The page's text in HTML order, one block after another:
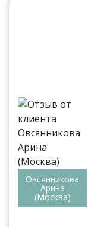
Овсянникова
Арина
(Москва)